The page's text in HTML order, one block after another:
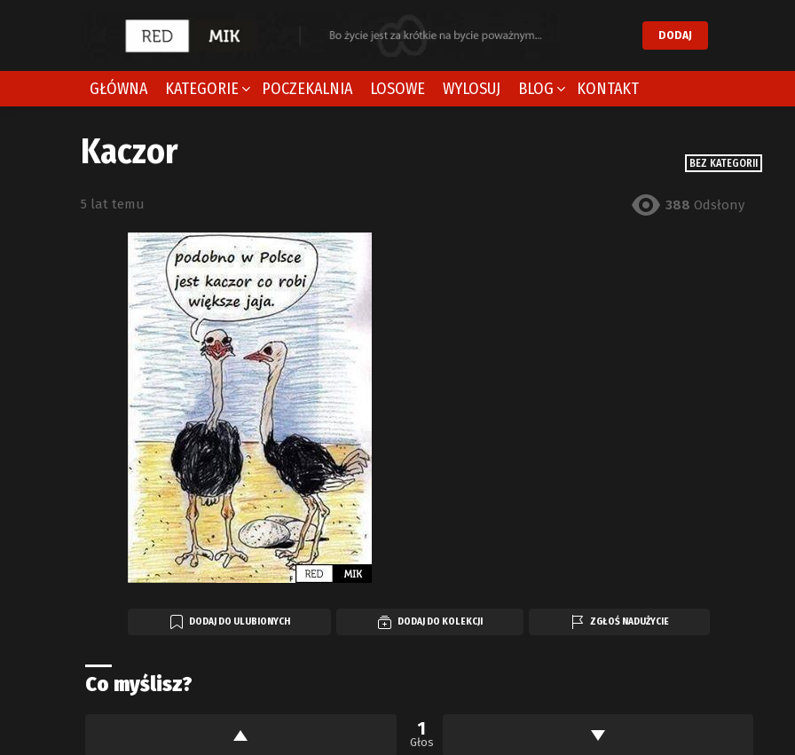
DODAJ
GŁÓWNA KATEGORIE POCZEKALNIA LOSOWE WYLOSUJ BLOG KONTAKT
BEZ KATEGORII
Kaczor
5 lat temu 388 Odsłony
DODAJ DO ULUBIONYCH DODAJ DO KOLEKCJI ZGŁOŚ NADUŻYCIE
Co myślisz?
1
Głos